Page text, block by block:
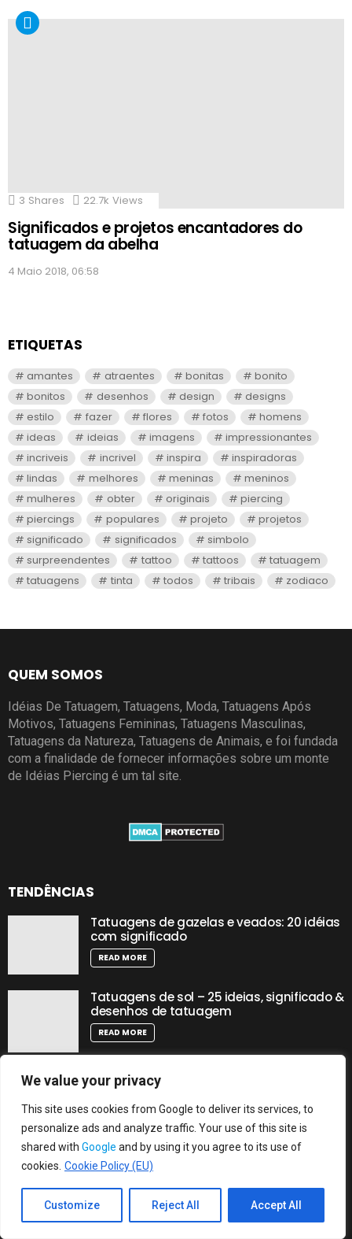
We value your privacy
This site uses cookies from Google to deliver its services, to
personalize ads and analyze traffic. Your use of this site is
shared with Google and by using it you agree to its use of
cookies. Cookie Policy (EU)
Customize Reject All Accept All
3 Shares 22.7k Views
Significados e projetos encantadores do
tatuagem da abelha
4 Maio 2018, 06:58
ETIQUETAS
amantes atraentes bonitas
bonito
bonitos
desenhos design
designs
estilo
fazer flores fotos
homens
ideas
ideias imagens
impressionantes
incriveis
incrivel inspira
inspiradoras
lindas
melhores meninas
meninos
mulheres
obter originais
piercing
piercings
populares projeto
projetos
significado
significados
simbolo
surpreendentes
tattoo tattoos
tatuagem
tatuagens
tinta todos tribais zodiaco
QUEM SOMOS
Idéias De Tatuagem, Tatuagens, Moda, Tatuagens Após
Motivos, Tatuagens Femininas, Tatuagens Masculinas,
Tatuagens da Natureza, Tatuagens de Animais, e foi fundada
com a finalidade de fornecer informações sobre um monte
de Idéias Piercing é um tal site.
TENDÊNCIAS
Tatuagens de gazelas e veados: 20 idéias
com significado
READ MORE
Tatuagens de sol – 25 ideias, significado &
desenhos de tatuagem
READ MORE
CATEGORIAS
Categorias
MÍDIA SOCIAL